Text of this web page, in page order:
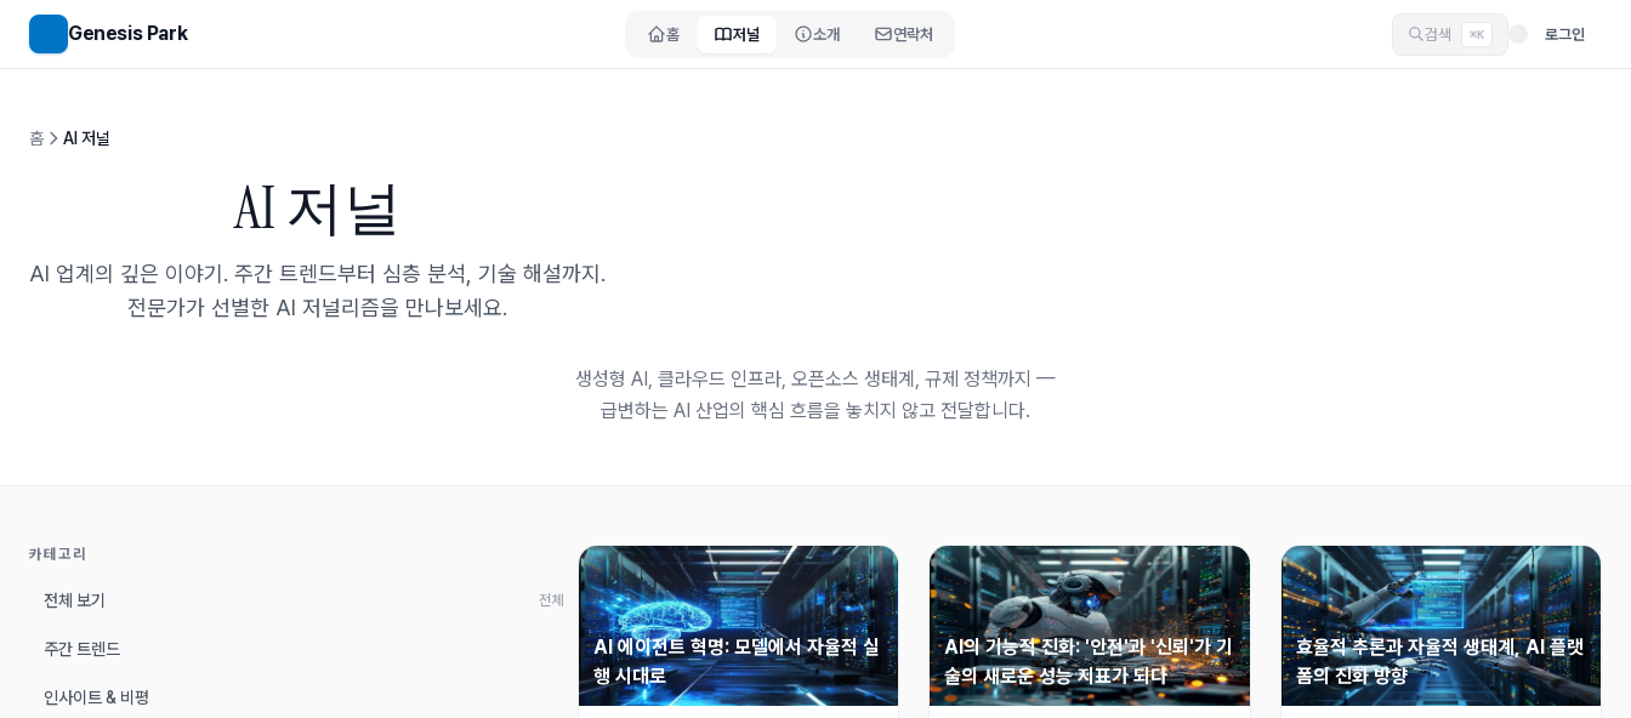
메인 콘텐츠로 건너뛰기
Genesis Park
홈 저널 소개 연락처 검색 ⌘K 로그인
홈 AI 저널
AI 저널
AI 업계의 깊은 이야기. 주간 트렌드부터 심층 분석, 기술 해설까지.
전문가가 선별한 AI 저널리즘을 만나보세요.
생성형 AI, 클라우드 인프라, 오픈소스 생태계, 규제 정책까지 —
급변하는 AI 산업의 핵심 흐름을 놓치지 않고 전달합니다.
카테고리
전체 보기 전체
주간 트렌드
인사이트 & 비평
AI 에이전트 혁명: 모델에서 자율적 실
행 시대로
AI의 기능적 진화: '안전'과 '신뢰'가 기
술의 새로운 성능 지표가 되다
효율적 추론과 자율적 생태계, AI 플랫
폼의 진화 방향